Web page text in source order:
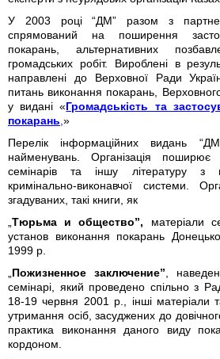
У 2003 році “ДМ” разом з
спрямований на поширення
покарань, альтернативних
громадських робіт. Вироблені в
направлені до Верховної Ради
питань виконання покарань,
у видані «Громадськість та
покарань »
Перелік інформаційних видань
найменувань. Організація поширює
семінарів та іншу літературу з
кримінально-виконавчої системи.
згадуваних, такі книги, як
Тюрьма и общество”, матеріали
установ виконання покарань
1999 р.
Пожизненное заключение” ,
семінарі, який проведено спільно з
18-19 червня 2001 р., інші матеріали
утримання осіб, засуджених до
практика виконання даного виду
кордоном.